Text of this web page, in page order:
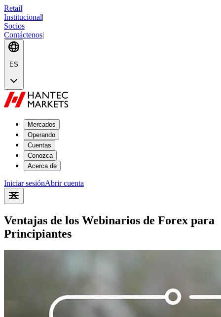
Retail|
Institucional|
Socios
Contáctenos|
ES
Mercados
Operando
Cuentas
Conozca
Acerca de
Iniciar sesiónAbrir cuenta
Ventajas de los Webinarios de Forex para
Principiantes